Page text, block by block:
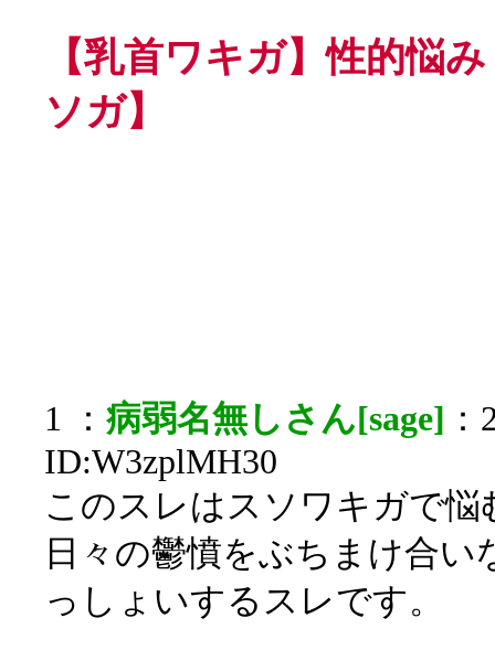
【乳首ワキガ】性的悩
ソガ】
1 ： 病弱名無しさん[sage]
ID:W3zplMH30
このスレはスソワキガで
日々の鬱憤をぶちまけ合
っしょいするスレです。